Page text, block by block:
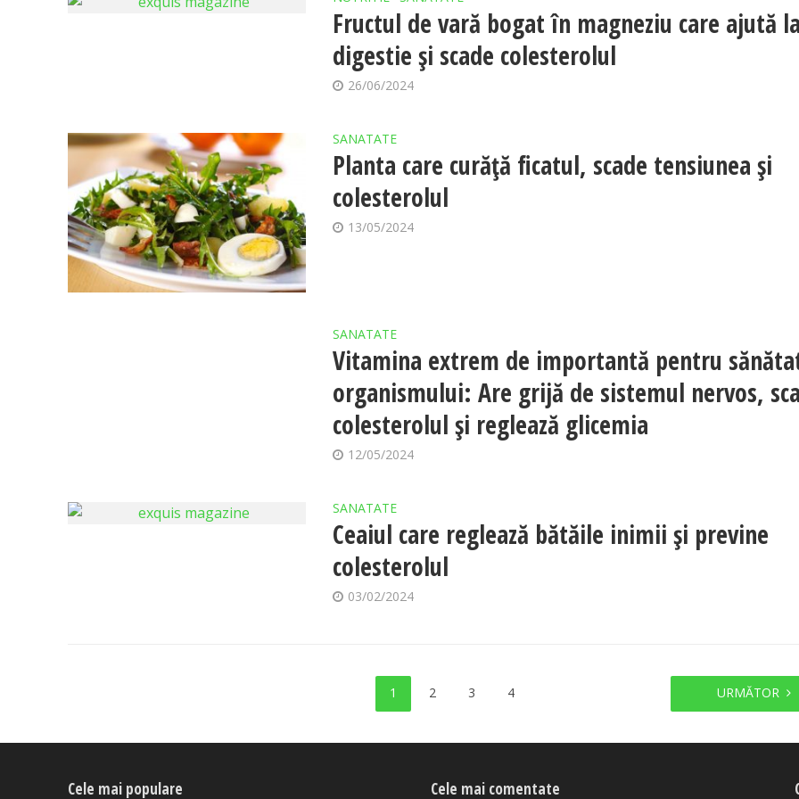
Fructul de vară bogat în magneziu care ajută la
digestie și scade colesterolul
26/06/2024
SANATATE
Planta care curăță ficatul, scade tensiunea și
colesterolul
13/05/2024
SANATATE
Vitamina extrem de importantă pentru
organismului: Are grijă de sistemul nervos,
colesterolul și reglează glicemia
12/05/2024
SANATATE
Ceaiul care reglează bătăile inimii și previne
colesterolul
03/02/2024
1 2 3 4 URMĂTOR
Cele mai populare Cele mai comentate